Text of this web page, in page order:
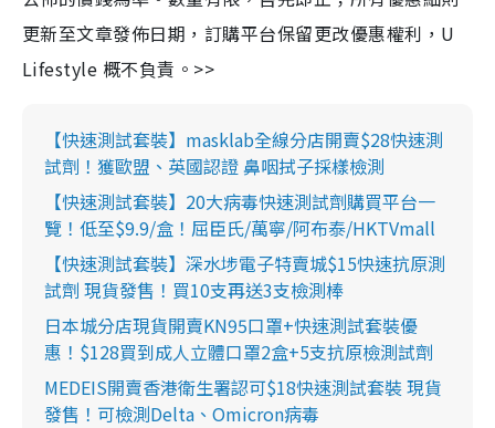
更新至文章發佈日期，訂購平台保留更改優惠權利，U
Lifestyle 概不負責。>>
【快速測試套裝】masklab全線分店開賣$28快速測
試劑！獲歐盟、英國認證 鼻咽拭子採樣檢測
【快速測試套裝】20大病毒快速測試劑購買平台一
覽！低至$9.9/盒！屈臣氏/萬寧/阿布泰/HKTVmall
【快速測試套裝】深水埗電子特賣城$15快速抗原測
試劑 現貨發售！買10支再送3支檢測棒
日本城分店現貨開賣KN95口罩+快速測試套裝優
惠！$128買到成人立體口罩2盒+5支抗原檢測試劑
MEDEIS開賣香港衛生署認可$18快速測試套裝 現貨
發售！可檢測Delta、Omicron病毒